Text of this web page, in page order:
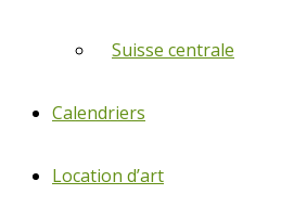
Suisse centrale
Calendriers
Location d’art